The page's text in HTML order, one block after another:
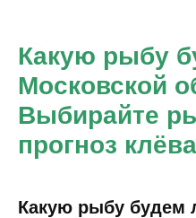
Какую рыбу
Московской
Выбирайте
прогноз
Какую рыбу будем